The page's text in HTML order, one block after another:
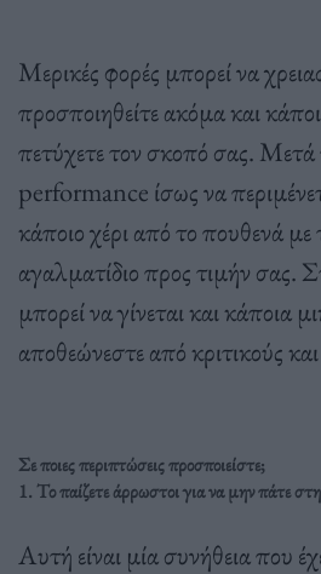
Μερικές φορές μπορεί να
προσποιηθείτε ακόμα και
πετύχετε τον σκοπό σας. Μετά
performance ίσως να
κάποιο χέρι από το πουθενά
αγαλματίδιο προς τιμήν σας.
μπορεί να γίνεται και κάποια
αποθεώνεστε από κριτικούς
Σε ποιες περιπτώσεις προσποιείστε;
1. Το παίζετε άρρωστοι για να μην πάτε
Αυτή είναι μία συνήθεια που